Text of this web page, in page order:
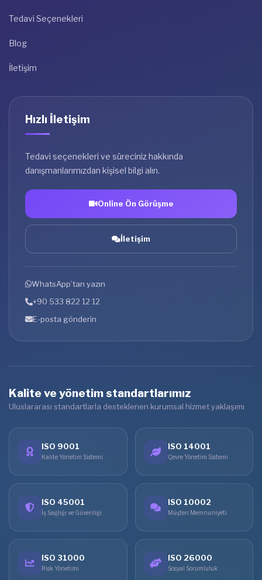
Tedavi Seçenekleri
Blog
İletişim
Hızlı İletişim
Tedavi seçenekleri ve süreciniz hakkında
danışmanlarımızdan kişisel bilgi alın.
Online Ön Görüşme
İletişim
WhatsApp’tan yazın
+90 533 822 12 12
E-posta gönderin
Kalite ve yönetim standartlarımız
Uluslararası standartlarla desteklenen kurumsal hizmet yaklaşımı
ISO 9001
Kalite Yönetim Sistemi
ISO 14001
Çevre Yönetim Sistemi
ISO 45001
İş Sağlığı ve Güvenliği
ISO 10002
Müşteri Memnuniyeti
ISO 31000
Risk Yönetimi
ISO 26000
Sosyal Sorumluluk